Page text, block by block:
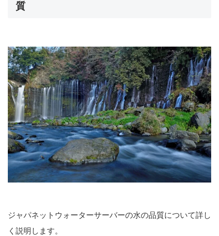
質
ジャパネットウォーターサーバーの水の品質について詳し
く説明します。